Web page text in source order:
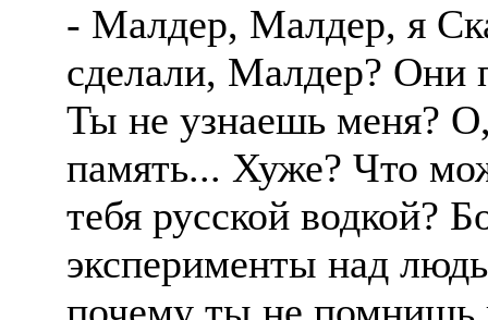
- Малдер, Малдер, я
сделали, Малдер? Они
Ты не узнаешь меня?
память... Хуже? Что
тебя русской водкой?
эксперименты над